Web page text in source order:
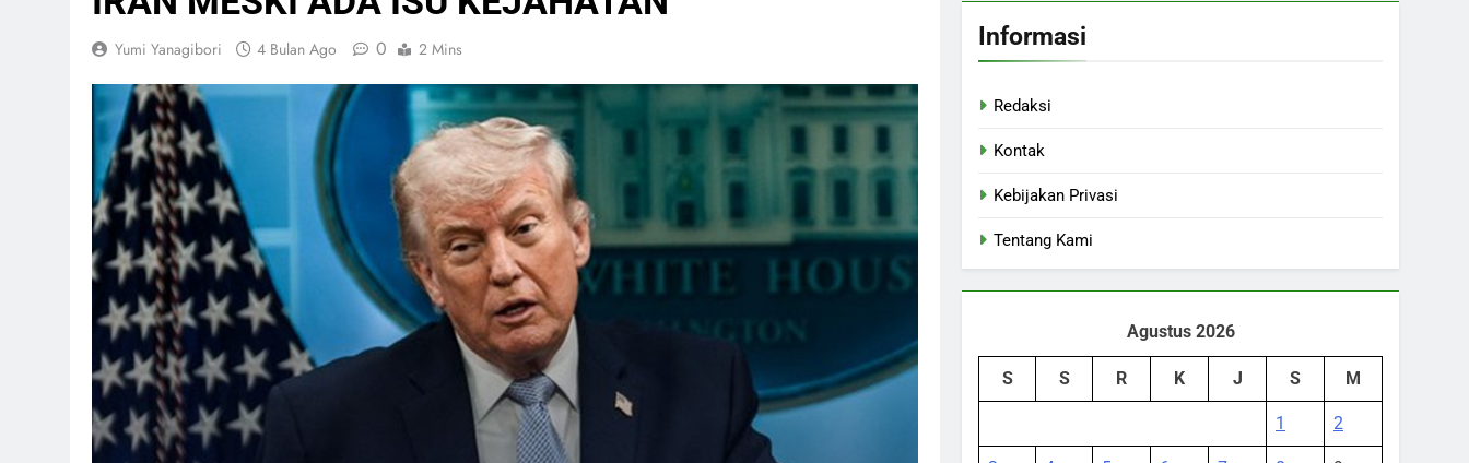
Yumi Yanagibori 4 Bulan Ago 0 2 Mins Informasi
Redaksi
Kontak
Kebijakan Privasi
Tentang Kami
Agustus 2026
S S R K J S M
1 2